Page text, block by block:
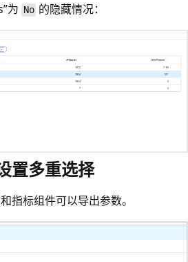
为 No 的隐藏情况：
置多重选择
指标组件可以导出参数。